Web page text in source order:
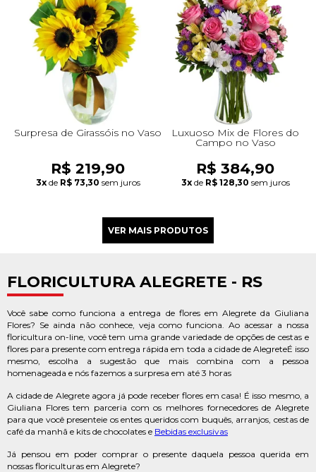
Surpresa de Girassóis no Vaso
R$ 219,90
3x de R$ 73,30 sem juros
Luxuoso Mix de Flores do
Campo no Vaso
R$ 384,90
3x de R$ 128,30 sem juros
FLORICULTURA ALEGRETE - RS
Você sabe como funciona a entrega de flores em Alegrete da Giuliana
Flores? Se ainda não conhece, veja como funciona. Ao acessar a nossa
floricultura on-line, você tem uma grande variedade de opções de cestas e
flores para presente com entrega rápida em toda a cidade de AlegreteÉ isso
mesmo, escolha a sugestão que mais combina com a pessoa
homenageada e nós fazemos a surpresa em até 3 horas
A cidade de Alegrete agora já pode receber flores em casa! É isso mesmo, a
Giuliana Flores tem parceria com os melhores fornecedores de Alegrete
para que você presenteie os entes queridos com buquês, arranjos, cestas de
café da manhã e kits de chocolates e Bebidas exclusivas
Já pensou em poder comprar o presente daquela pessoa querida em
nossas floriculturas em Alegrete?